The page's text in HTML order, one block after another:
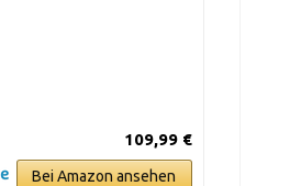
109,99 €
Bei Amazon ansehen